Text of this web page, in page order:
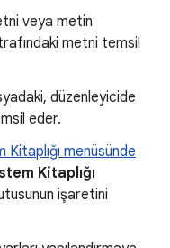
veya metin
metni temsil
düzenleyicide
eder.
Kitaplığı menüsünde
Kitaplığı
işaretini